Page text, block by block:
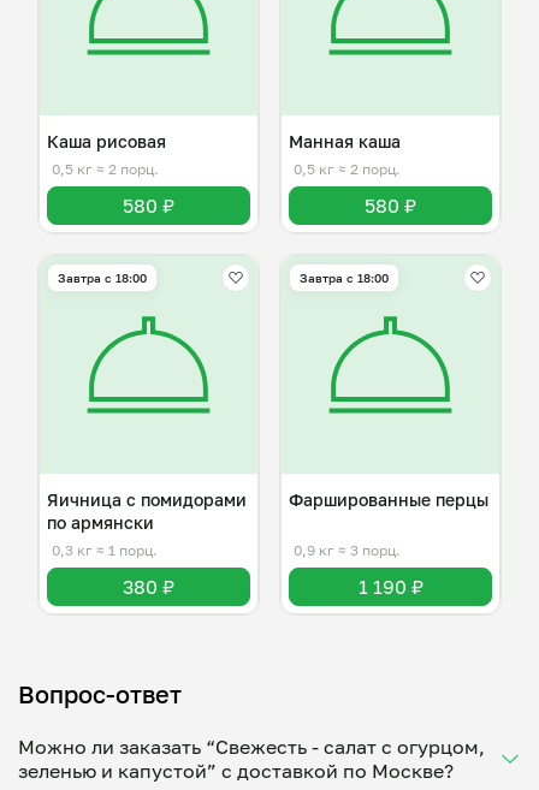
Каша рисовая
0,5 кг ≈ 2 порц.
580 ₽
Манная каша
0,5 кг ≈ 2 порц.
580 ₽
Завтра c 18:00
Яичница с помидорами
по армянски
0,3 кг ≈ 1 порц.
380 ₽
Завтра c 18:00
Фаршированные перцы
0,9 кг ≈ 3 порц.
1 190 ₽
Вопрос-ответ
Можно ли заказать “Свежесть - салат с огурцом,
зеленью и капустой” с доставкой по Москве?